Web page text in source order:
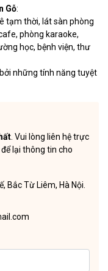
Gỗ:
tạm thời, lát sàn phòng
phòng karaoke,
học, bệnh viện, thư
những tính năng tuyệt
. Vui lòng liên hệ trực
lại thông tin cho
Bắc Từ Liêm, Hà Nội.